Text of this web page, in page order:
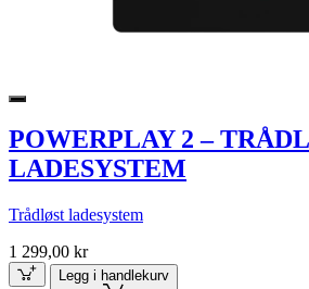
POWERPLAY 2 –
LADESYSTEM
Trådløst ladesystem
1 299,00 kr
Legg i handlekurv